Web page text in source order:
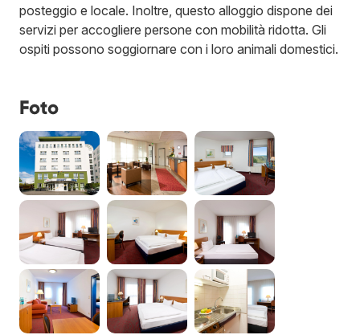
posteggio e locale. Inoltre, questo alloggio dispone dei
servizi per accogliere persone con mobilità ridotta. Gli
ospiti possono soggiornare con i loro animali domestici.
Foto